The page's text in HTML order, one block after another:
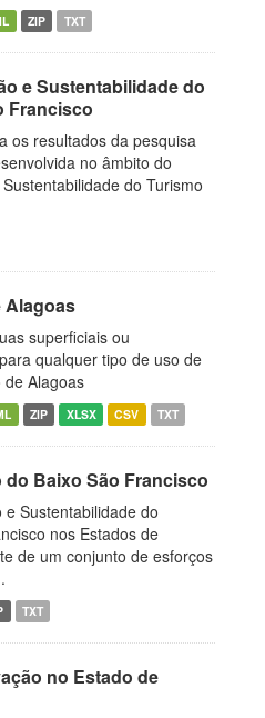
ZIP TXT
e Sustentabilidade do
Francisco
os resultados da pesquisa
no âmbito do
do Turismo
Alagoas
superficiais ou
qualquer tipo de uso de
Alagoas
ZIP XLSX CSV TXT
Baixo São Francisco
Sustentabilidade do
nos Estados de
de um conjunto de esforços
TXT
no Estado de